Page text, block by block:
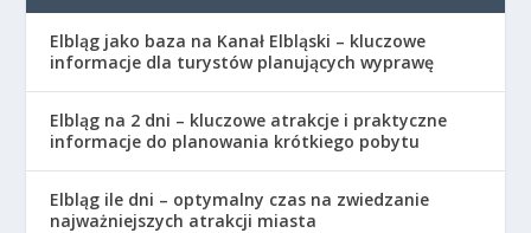
Elbląg jako baza na Kanał Elbląski – kluczowe
informacje dla turystów planujących wyprawę
Elbląg na 2 dni – kluczowe atrakcje i praktyczne
informacje do planowania krótkiego pobytu
Elbląg ile dni – optymalny czas na zwiedzanie
najważniejszych atrakcji miasta